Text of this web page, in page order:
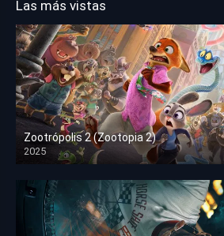
Las más vistas
Zootrópolis 2 (Zootopia 2)
2025
HD 1080p